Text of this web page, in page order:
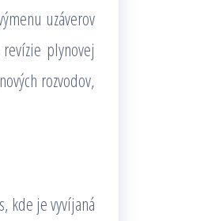
uzáverov
plynovej
rozvodov,
kde je vyvíjaná